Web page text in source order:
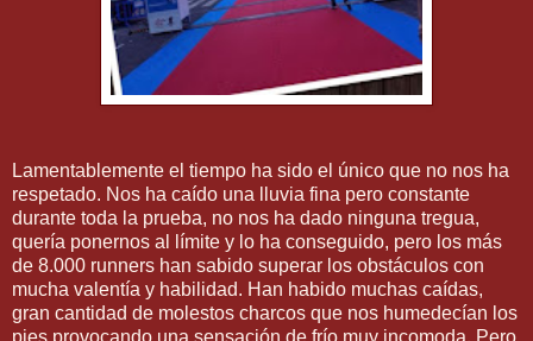
Lamentablemente el tiempo ha sido el único que no nos ha
respetado. Nos ha caído una lluvia fina pero constante
durante toda la prueba, no nos ha dado ninguna tregua,
quería ponernos al límite y lo ha conseguido, pero los más
de 8.000 runners han sabido superar los obstáculos con
mucha valentía y habilidad. Han habido muchas caídas,
gran cantidad de molestos charcos que nos humedecían los
pies provocando una sensación de frío muy incomoda. Pero